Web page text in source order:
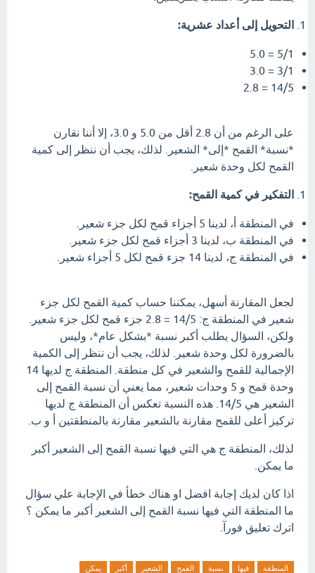
التحويل إلى أعداد عشرية:
5/1 = 5.0
3/1 = 3.0
14/5 = 2.8
على الرغم من أن 2.8 أقل من 5.0 و 3.0، إلا أننا نقارن
*نسبة* القمح *إلى* الشعير. لذلك، يجب أن ننظر إلى كمية
القمح لكل وحدة شعير.
التفكير في كمية القمح:
في المنطقة أ، لدينا 5 أجزاء قمح لكل جزء شعير.
في المنطقة ب، لدينا 3 أجزاء قمح لكل جزء شعير.
في المنطقة ج، لدينا 14 جزء قمح لكل 5 أجزاء شعير.
لجعل المقارنة أسهل، يمكننا حساب كمية القمح لكل جزء
شعير في المنطقة ج: 14/5 = 2.8 جزء قمح لكل جزء شعير.
ولكن، السؤال يطلب أكبر نسبة *بشكل عام*، وليس
بالضرورة لكل وحدة شعير. لذلك، يجب أن ننظر إلى الكمية
الإجمالية للقمح والشعير في كل منطقة. المنطقة ج لديها 14
وحدة قمح و 5 وحدات شعير، مما يعني أن نسبة القمح إلى
الشعير هي 14/5. هذه النسبة تعكس أن المنطقة ج لديها
تركيز أعلى للقمح مقارنة بالشعير مقارنة بالمنطقتين أ و ب.
لذلك، المنطقة ج هي التي فيها نسبة القمح إلى الشعير أكبر
ما يمكن.
اذا كان لديك إجابة افضل او هناك خطأ في الإجابة علي سؤال
ما المنطقة التي فيها نسبة القمح إلى الشعير أكبر ما يمكن ؟
اترك تعليق فورآ.
المنطقة فيها نسبة القمح الشعير أكبر يمكن